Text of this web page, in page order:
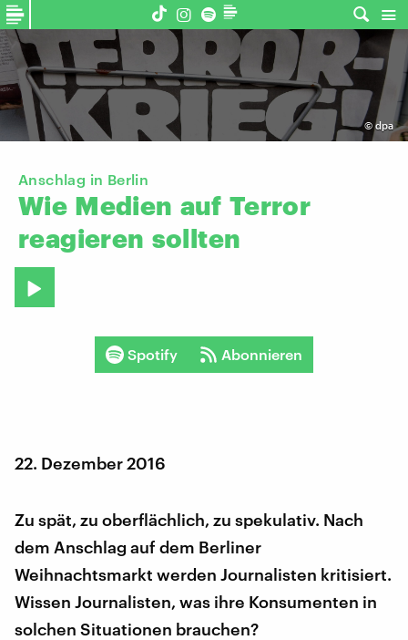
©dpa
Anschlag in Berlin
Wie Medien auf Terror
reagieren sollten
Spotify Abonnieren
22. Dezember 2016
Zu spät, zu oberflächlich, zu spekulativ. Nach
dem Anschlag auf dem Berliner
Weihnachtsmarkt werden Journalisten kritisiert.
Wissen Journalisten, was ihre Konsumenten in
solchen Situationen brauchen?